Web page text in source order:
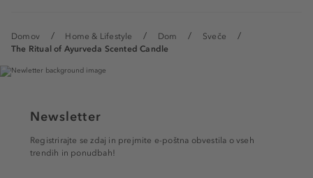
Domov Home & Lifestyle Dom
Sveče
The Ritual of Ayurveda Scented Candle
Newsletter
Registrirajte se zdaj in prejmite e-poštna obvestila o vseh
trendih in ponudbah!